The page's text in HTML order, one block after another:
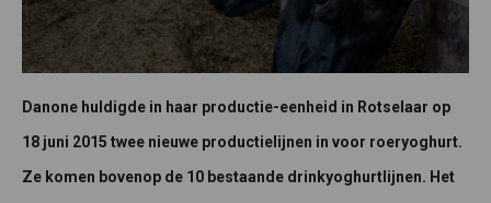
Danone huldigde in haar productie-eenheid in Rotselaar op
18 juni 2015 twee nieuwe productielijnen in voor roeryoghurt.
Ze komen bovenop de 10 bestaande drinkyoghurtlijnen. Het